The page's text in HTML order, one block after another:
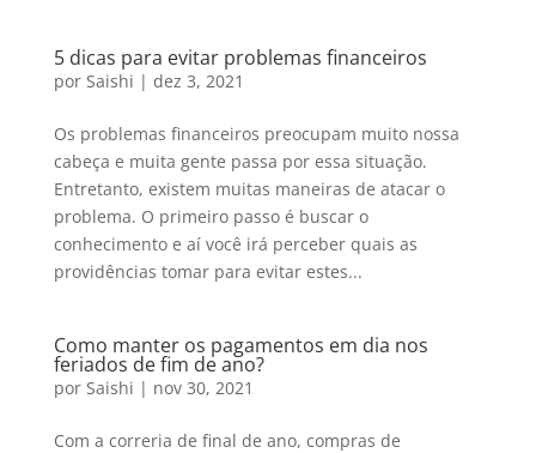
5 dicas para evitar problemas financeiros
por Saishi | dez 3, 2021
Os problemas financeiros preocupam muito nossa
cabeça e muita gente passa por essa situação.
Entretanto, existem muitas maneiras de atacar o
problema. O primeiro passo é buscar o
conhecimento e aí você irá perceber quais as
providências tomar para evitar estes...
Como manter os pagamentos em dia nos
feriados de fim de ano?
por Saishi | nov 30, 2021
Com a correria de final de ano, compras de